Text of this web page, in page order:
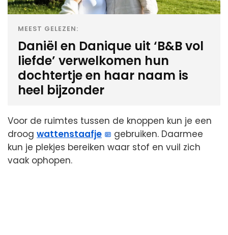
MEEST GELEZEN:
Daniël en Danique uit ‘B&B vol
liefde’ verwelkomen hun
dochtertje en haar naam is
heel bijzonder
Voor de ruimtes tussen de knoppen kun je een
droog wattenstaafje
gebruiken. Daarmee
kun je plekjes bereiken waar stof en vuil zich
vaak ophopen.